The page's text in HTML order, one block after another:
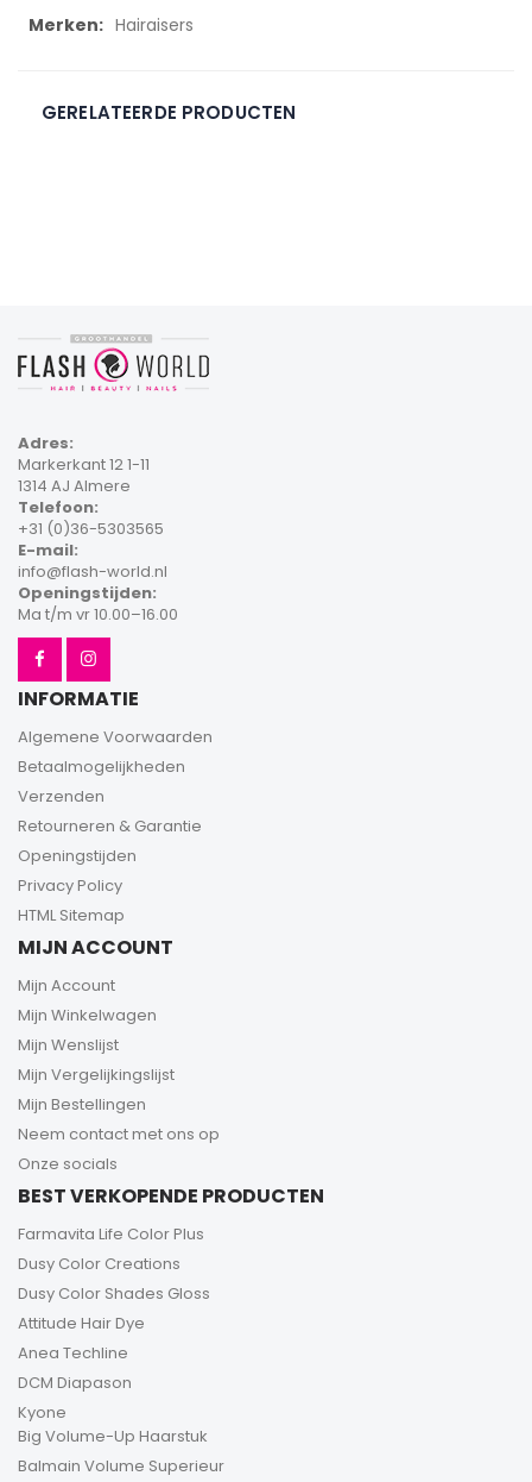
Meer
Hairaisers
GERELATEERDE PRODUCTEN
Adres:
Markerkant 12 1-11
1314 AJ Almere
Telefoon:
+31 (0)36-5303565
E-mail:
info@flash-world.nl
Openingstijden:
Ma t/m vr 10.00–16.00
INFORMATIE
Algemene Voorwaarden
Betaalmogelijkheden
Verzenden
Retourneren & Garantie
Openingstijden
Privacy Policy
HTML Sitemap
MIJN ACCOUNT
Mijn Account
Mijn Winkelwagen
Mijn Wenslijst
Mijn Vergelijkingslijst
Mijn Bestellingen
Neem contact met ons op
Onze socials
BEST VERKOPENDE PRODUCTEN
Farmavita Life Color Plus
Dusy Color Creations
Dusy Color Shades Gloss
Attitude Hair Dye
Anea Techline
DCM Diapason
Kyone
Big Volume-Up Haarstuk
Balmain Volume Superieur